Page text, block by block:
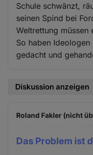
Schule schwänzt,
seinen Spind bei
Weltrettung müssen
So haben
gedacht und
Diskussion anzeigen
Roland Fakler (nicht
Das Problem ist